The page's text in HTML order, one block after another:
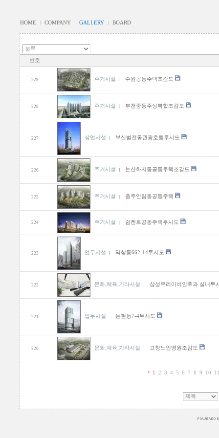
HOME COMPANY GALLERY BOARD
번호
229 주거시설 수원공동주택조감도
228 주거시설 부천중동주상복합조감도
227 상업시설 부산범전동관광호텔투시도
226 주거시설 논산화지동공동투택조감도
225 주거시설 충주안림동공동주택
224 주거시설 쉼켄트공동주택투시도
223 업무시설 역삼동662-14투시도
222 문화,체육,기타시설 삼성우리이비인후과 실내투
221 업무시설 논현동7-4투시도
220 문화,체육,기타시설 고창노인병원조감도
1 2 3 4 5 6 7 8 9 10